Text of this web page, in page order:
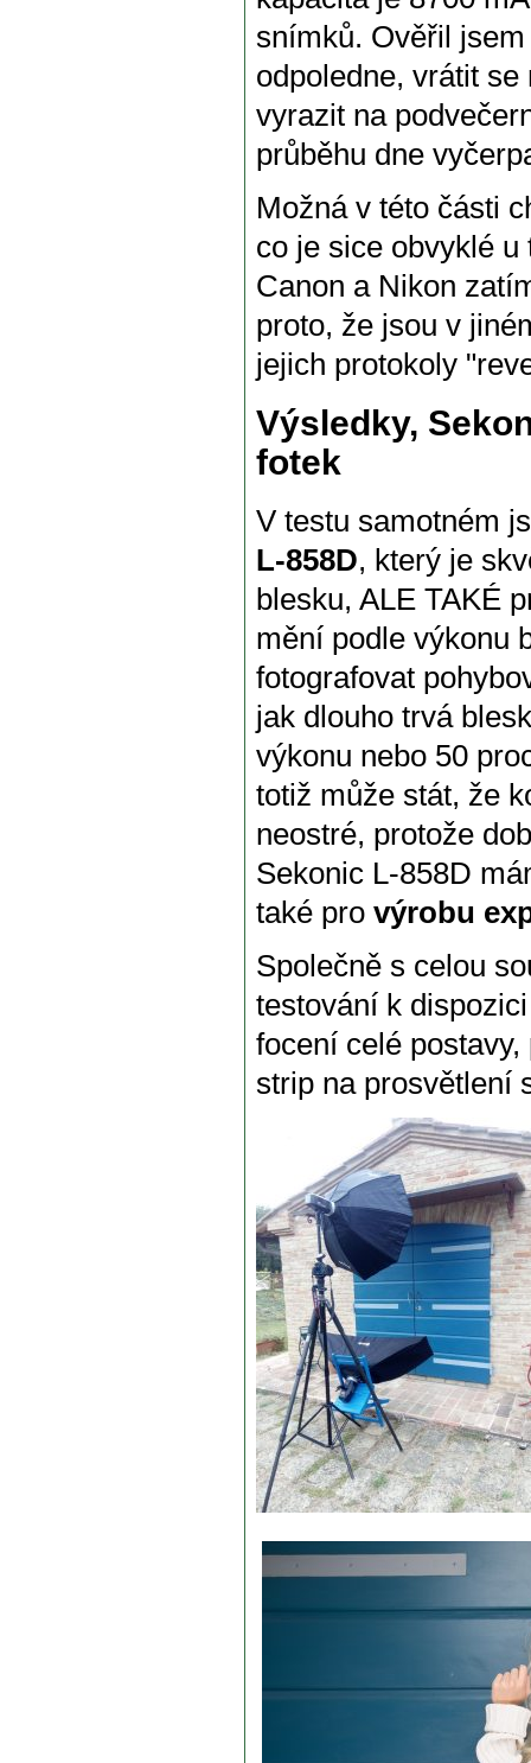
snímků. Ověřil
odpoledne, vrátit
vyrazit na
průběhu dne
Možná v této části
co je sice obvyklé
Canon a Nikon
proto, že jsou v
jejich protokoly
Výsledky,
fotek
V testu samotném
L-858D, který je
blesku, ALE TAKÉ
mění podle výkonu
fotografovat
jak dlouho trvá
výkonu nebo 50
totiž může stát, že
neostré, protože
Sekonic L-858D
také pro výrobu
Společně s celou
testování k
focení celé
strip na prosvětlení